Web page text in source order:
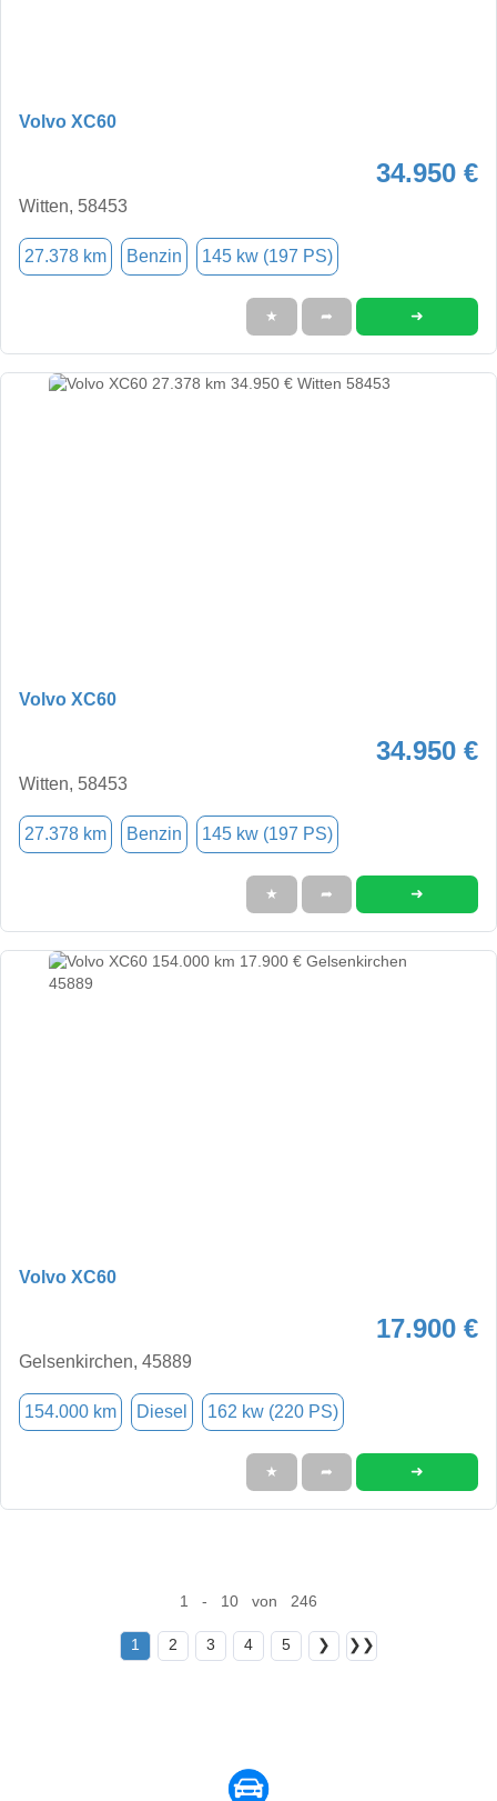
Volvo XC60
34.950 €
Witten, 58453
27.378 km Benzin 145 kw (197 PS)
★ ➦ ➜
Volvo XC60
34.950 €
Witten, 58453
27.378 km Benzin 145 kw (197 PS)
★ ➦ ➜
Volvo XC60
17.900 €
Gelsenkirchen, 45889
154.000 km Diesel 162 kw (220 PS)
★ ➦ ➜
1 - 10 von 246
1 2 3 4 5 ❯ ❯❯